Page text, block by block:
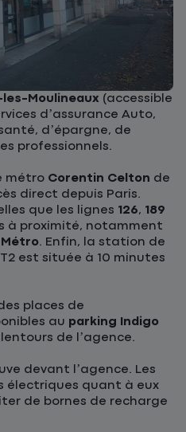
les-Moulineaux (accessible
d’assurance Auto,
d’épargne, de
professionnels.
métro Corentin Celton de
direct depuis Paris.
que les lignes 126, 189
à proximité, notamment
. Enfin, la station de
est située à 10 minutes
places de
au parking Indigo
de l’agence.
devant l’agence. Les
électriques quant à eux
de bornes de recharge